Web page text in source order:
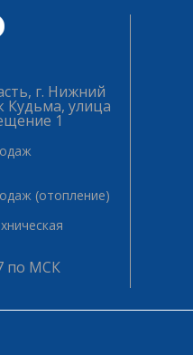
г. Нижний
Кудьма, улица
1
(отопление)
по МСК